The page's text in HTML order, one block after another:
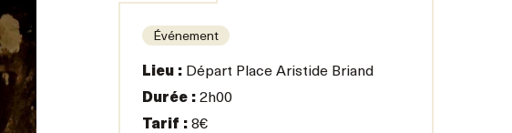
Événement
Lieu :Départ Place Aristide Briand
Durée :2h00
Tarif :8€